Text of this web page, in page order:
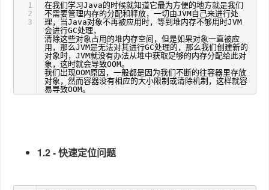
1
2
3
在我们学习Java的时候就知道它最为方便的地方就是我们
不需要管理内存的分配和释放，一切由JVM自己来进行处
理，当Java对象不再被应用时，等到堆内存不够用时JVM
会进行GC处理，
清除这些对象占用的堆内存空间，但是如果对象一直被应
用，那么JVM是无法对其进行GC处理的，那么我们创建新的
对象时，JVM就没有办法从堆中获取足够的内存分配给此对
象，这时就会导致OOM。
我们出现OOM原因，一般都是因为我们不断的往容器里存放
对象，然而容器没有相应的大小限制或清除机制，这样就容
易导致OOM。
1.2 - 快速定位问题